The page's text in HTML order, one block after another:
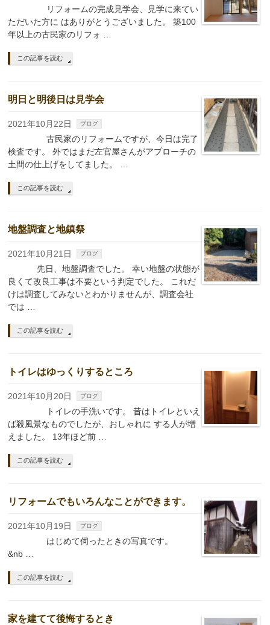
リフォームの完成見学会、見学に来てい
ただいた方に はありがとうございました。 築100
年以上の古民家のリフォ …
この記事を読む
明日と明後日は見学会
2021年10月22日 ブログ
古民家のリフォームですが、今日は完了
検査です。 外ではまだ左官屋さんがアプローチの
土間の仕上げをしてました。 …
この記事を読む
地盤調査と地鎮祭
2021年10月21日 ブログ
先日、地盤調査でした。 幸い地盤の状態が
良くて改良工事は不要という判定でした。 これだ
けは調査してみないとわかりませんが、調査会社
では …
この記事を読む
トイレはゆっくりするところ
2021年10月20日 ブログ
トイレの手洗いです。 昔はトイレといえ
ば殺風景なものでしたが、おしゃれに する人が増
えました。 13年ほど前 …
この記事を読む
リフォームでもいろんなことができます。
2021年10月19日 ブログ
はじめて伺ったときの写真です。
&nb …
この記事を読む
家を建てて後悔するとき